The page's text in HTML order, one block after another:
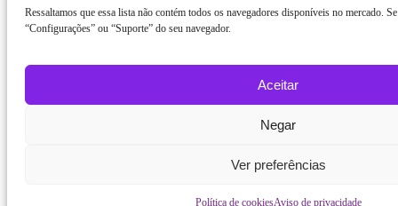
Ressaltamos que essa lista não contém todos os navegadores disponíveis no mercado.
“Configurações” ou “Suporte” do seu navegador.
Aceitar
Negar
Ver preferências
Política de cookiesAviso de privacidade